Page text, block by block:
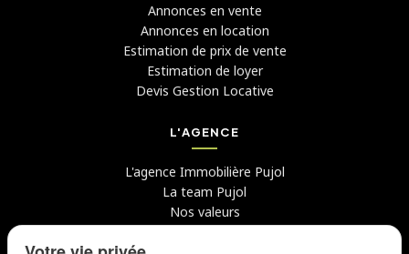
Annonces en vente
Annonces en location
Estimation de prix de vente
Estimation de loyer
Devis Gestion Locative
L'AGENCE
L'agence Immobilière Pujol
La team Pujol
Nos valeurs
Avis clients